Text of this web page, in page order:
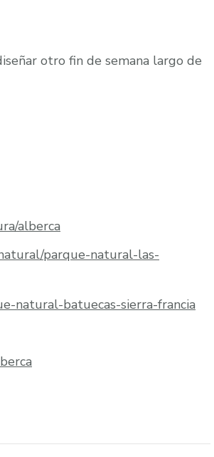
otro fin de semana largo de
alberca
parque-natural-las-
natural-batuecas-sierra-francia